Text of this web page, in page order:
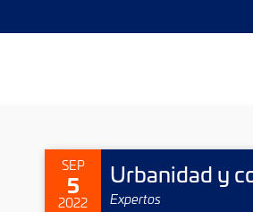
SEP
5
2022
Urbanidad y
Expertos